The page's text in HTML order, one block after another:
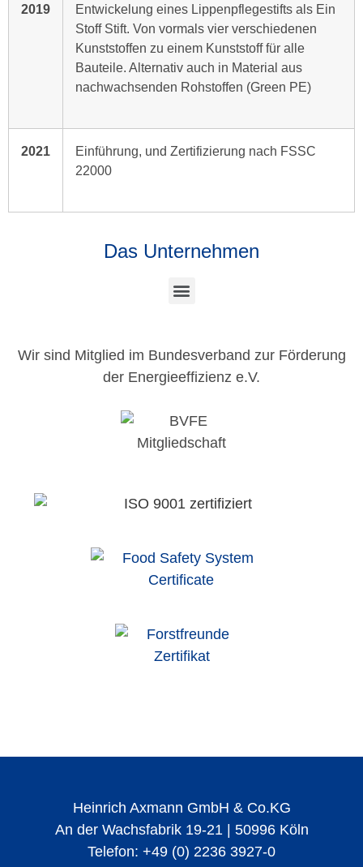
2019
Entwickelung eines Lippenpflegestifts als Ein
Stoff Stift. Von vormals vier verschiedenen
Kunststoffen zu einem Kunststoff für alle
Bauteile. Alternativ auch in Material aus
nachwachsenden Rohstoffen (Green PE)
2021
Einführung, und Zertifizierung nach FSSC
22000
Das Unternehmen
Wir sind Mitglied im Bundesverband zur Förderung
der Energieeffizienz e.V.
Heinrich Axmann GmbH & Co.KG
An der Wachsfabrik 19-21 | 50996 Köln
Telefon: +49 (0) 2236 3927-0